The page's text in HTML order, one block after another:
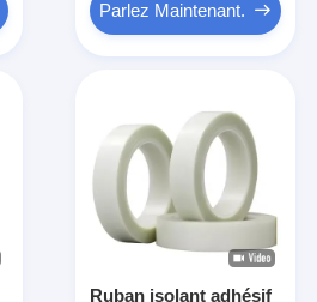
Parlez Maintenant.
Ruban isolant adhésif